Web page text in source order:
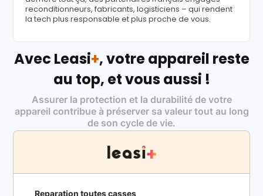
reconditionneurs, fabricants, logisticiens – qui rendent
la tech plus responsable et plus proche de vous.
Avec Leasi+, votre appareil reste
au top, et vous aussi !
Assurer la protection et la durabilité de votre
appareil contribue à préserver sa valeur tout au long
de son cycle de vie.
Reparation toutes casses